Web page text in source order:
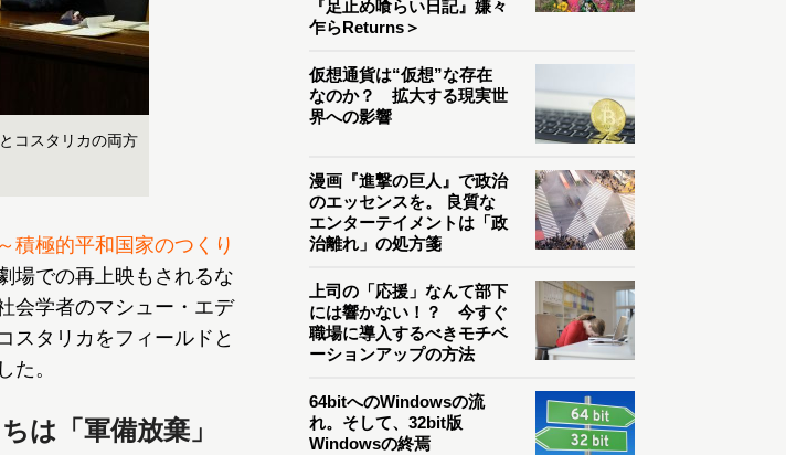
コスタリカの両方
積極的平和国家のつくり
場での再上映もされるな
会学者のマシュー・エデ
スタリカをフィールドと
た。
は「軍備放棄」
『足止め喰らい日記』嫌々
乍らReturns＞
仮想通貨は“仮想”な存在
なのか？ 拡大する現実世
界への影響
漫画『進撃の巨人』で政治
のエッセンスを。 良質な
エンターテイメントは「政
治離れ」の処方箋
上司の「応援」なんて部下
には響かない！？ 今すぐ
職場に導入するべきモチベ
ーションアップの方法
64bitへのWindowsの流
れ。そして、32bit版
Windowsの終焉